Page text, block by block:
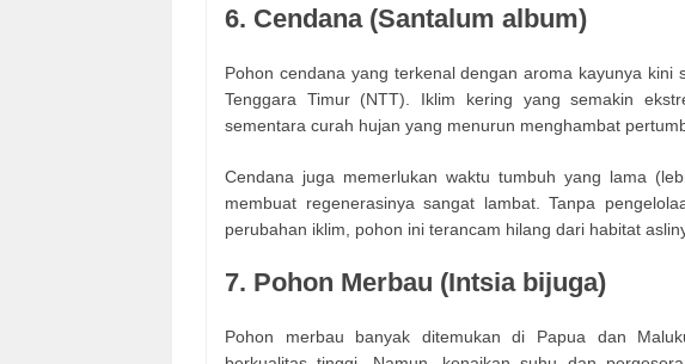
6. Cendana (Santalum album)
Pohon cendana yang terkenal dengan aroma kayunya kini
Tenggara Timur (NTT). Iklim kering yang semakin
sementara curah hujan yang menurun menghambat
Cendana juga memerlukan waktu tumbuh yang lama
membuat regenerasinya sangat lambat. Tanpa
perubahan iklim, pohon ini terancam hilang dari habitat
7. Pohon Merbau (Intsia bijuga)
Pohon merbau banyak ditemukan di Papua dan